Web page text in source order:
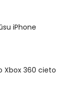
iPhone
Xbox 360 cieto